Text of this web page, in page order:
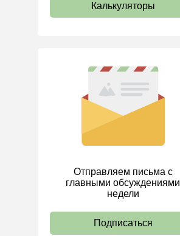
Калькуляторы
Отправляем письма с
главными обсуждениями
недели
Подписаться